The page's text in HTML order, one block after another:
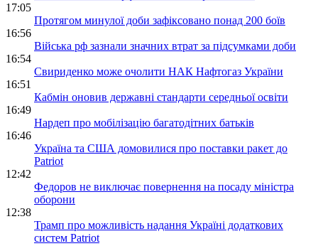
17:05
Протягом минулої доби зафіксовано понад 200 боїв
16:56
Війська рф зазнали значних втрат за підсумками доби
16:54
Свириденко може очолити НАК Нафтогаз України
16:51
Кабмін оновив державні стандарти середньої освіти
16:49
Нардеп про мобілізацію багатодітних батьків
16:46
Україна та США домовилися про поставки ракет до
Patriot
12:42
Федоров не виключає повернення на посаду міністра
оборони
12:38
Трамп про можливість надання Україні додаткових
систем Patriot